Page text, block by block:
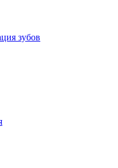
зубов